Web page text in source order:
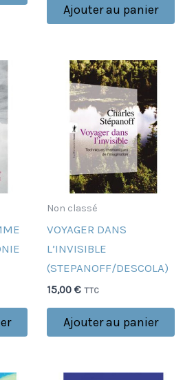
Ajouter au panier
Non classé
VOYAGER DANS
L’INVISIBLE
(STEPANOFF/DESCOLA)
15,00 € TTC
Ajouter au panier